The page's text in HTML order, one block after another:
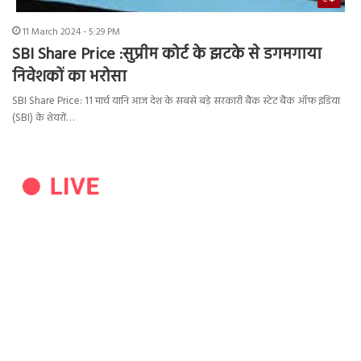
11 March 2024 - 5:29 PM
SBI Share Price :सुप्रीम कोर्ट के झटके से डगमगाया
निवेशकों का भरोसा
SBI Share Price: 11 मार्च यानि आज देश के सबसे बड़े सरकारी बैंक स्टेट बैंक ऑफ इंडिया
(SBI) के शेयरों…